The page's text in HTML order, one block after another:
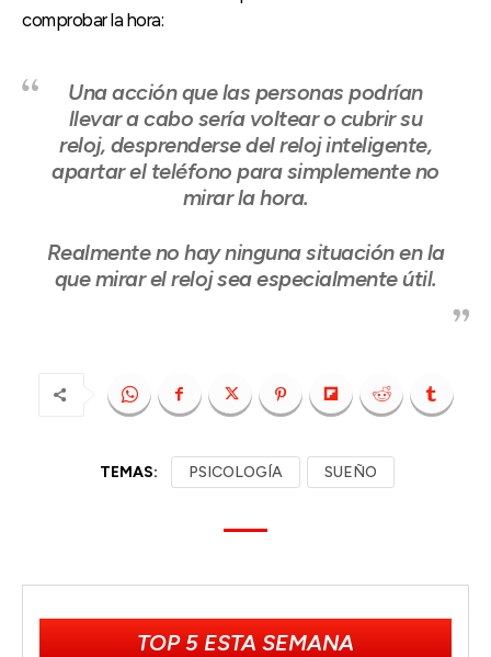
comprobar la hora:
Una acción que las personas podrían
llevar a cabo sería voltear o cubrir su
reloj, desprenderse del reloj inteligente,
apartar el teléfono para simplemente no
mirar la hora.
Realmente no hay ninguna situación en la
que mirar el reloj sea especialmente útil.
TEMAS: PSICOLOGÍA SUEÑO
TOP 5 ESTA SEMANA